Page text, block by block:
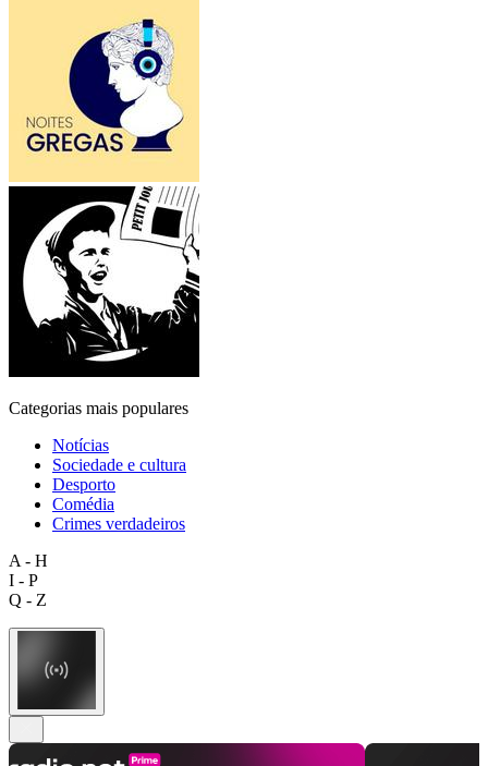
Categorias mais populares
Notícias
Sociedade e cultura
Desporto
Comédia
Crimes verdadeiros
A - H
I - P
Q - Z